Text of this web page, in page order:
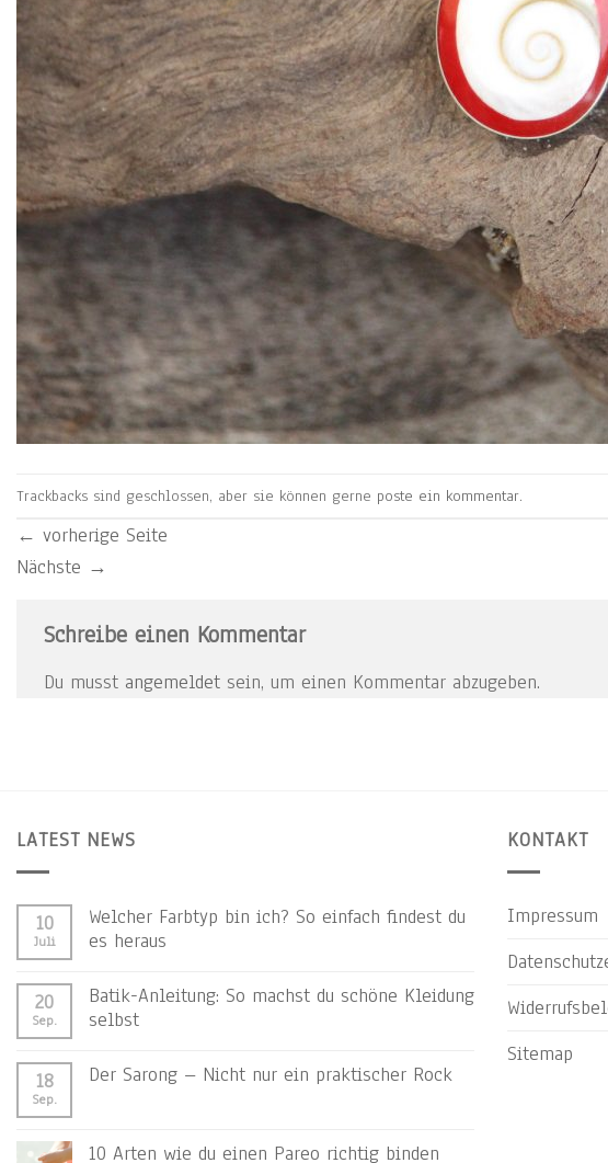
Trackbacks sind geschlossen, aber sie können gerne poste ein kommentar.
← vorherige Seite
Nächste →
Schreibe einen Kommentar
Du musst angemeldet sein, um einen Kommentar abzugeben.
LATEST NEWS
10
Juli
Welcher Farbtyp bin ich? So einfach findest du
es heraus
20
Sep.
Batik-Anleitung: So machst du schöne Kleidung
selbst
18
Sep.
Der Sarong – Nicht nur ein praktischer Rock
10 Arten wie du einen Pareo richtig binden
KONTAKT
Impressum
Sitemap